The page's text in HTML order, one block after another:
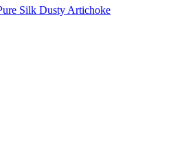
Silk Dusty Artichoke